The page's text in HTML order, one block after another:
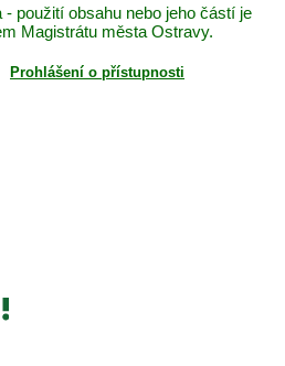
použití obsahu nebo jeho částí je
Magistrátu města Ostravy.
Prohlášení o přístupnosti